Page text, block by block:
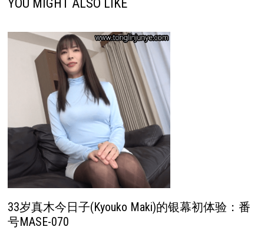
YOU MIGHT ALSO LIKE
33岁真木今日子(Kyouko Maki)的银幕初体验：番
号MASE-070